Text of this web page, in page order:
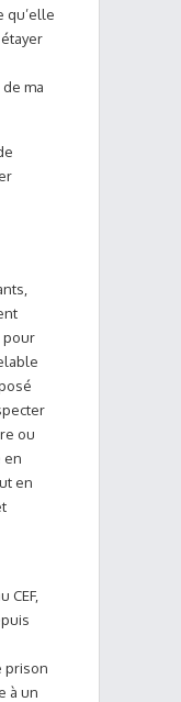
qu’elle
ma
pour
ou
en
en
CEF,
prison
à un